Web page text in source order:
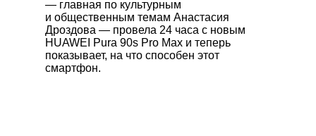
— главная по культурным
и общественным темам Анастасия
Дроздова — провела 24 часа с новым
HUAWEI Pura 90s Pro Max и теперь
показывает, на что способен этот
смартфон.